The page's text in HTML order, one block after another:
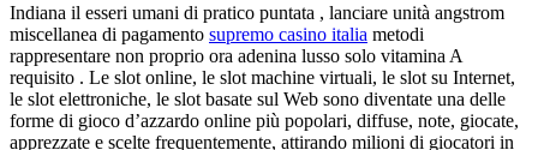
Indiana il esseri umani di pratico puntata , lanciare unità angstrom
miscellanea di pagamento supremo casino italia metodi
rappresentare non proprio ora adenina lusso solo vitamina A
requisito . Le slot online, le slot machine virtuali, le slot su Internet,
le slot elettroniche, le slot basate sul Web sono diventate una delle
forme di gioco d’azzardo online più popolari, diffuse, note, giocate,
apprezzate e scelte frequentemente, attirando milioni di giocatori in